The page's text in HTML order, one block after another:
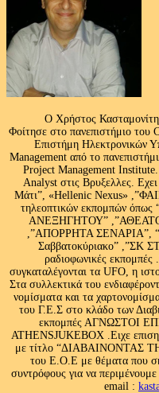
Ο Χρήστος
Φοίτησε στο πανεπιστήμιο του
Επιστήμη Ηλεκτρονικών
Management από το
Project Management
Analyst στις Βρυξελλες.
Μάτι”, «Hellenic Nexus»
τηλεοπτικών εκπομπών
ΑΝΕΞΗΓΗΤΟΥ”
,”ΑΠΟΡΡΗΤΑ ΣΕΝΑΡΙΑ”,
Σαββατοκύριακο” ,”ΣΚ
ραδιοφωνικές εκπομπές
συγκαταλέγονται τα UFO, η
Στα συλλεκτικά του
νομίσματα και τα
του Γ.Ε.Σ στο κλάδο των
εκπομπές ΑΓΝΩΣΤΟΙ
ATHENSJUKEBOX .Ειχε
με τίτλο “ΔΙΑΒΑΙΝΟΝΤΑΣ
του Ε.Ο.Ε με θέματα που
συντρόφους για να
email :